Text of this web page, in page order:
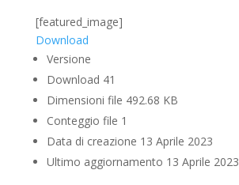
[featured_image]
Download
Versione
Download 41
Dimensioni file 492.68 KB
Conteggio file 1
Data di creazione 13 Aprile 2023
Ultimo aggiornamento 13 Aprile 2023